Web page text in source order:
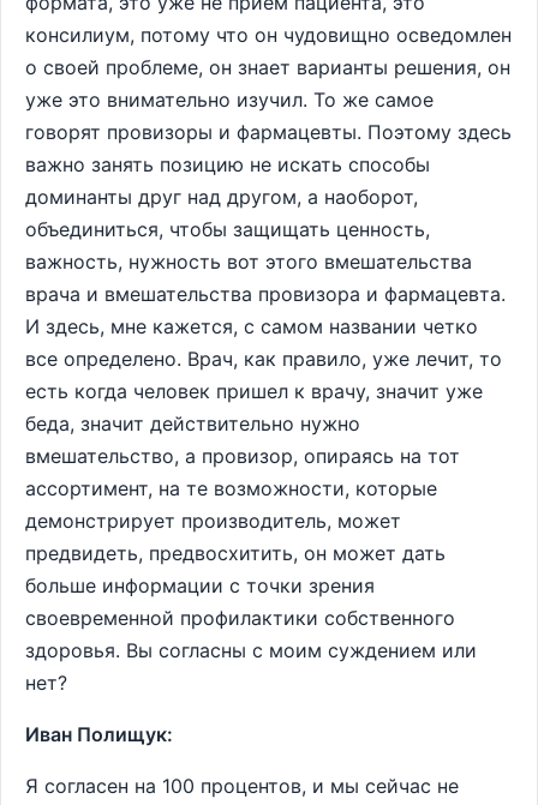
консилиум, потому что он чудовищно осведомлен
о своей проблеме, он знает варианты решения, он
уже это внимательно изучил. То же самое
говорят провизоры и фармацевты. Поэтому здесь
важно занять позицию не искать способы
доминанты друг над другом, а наоборот,
объединиться, чтобы защищать ценность,
важность, нужность вот этого вмешательства
врача и вмешательства провизора и фармацевта.
И здесь, мне кажется, с самом названии четко
все определено. Врач, как правило, уже лечит, то
есть когда человек пришел к врачу, значит уже
беда, значит действительно нужно
вмешательство, а провизор, опираясь на тот
ассортимент, на те возможности, которые
демонстрирует производитель, может
предвидеть, предвосхитить, он может дать
больше информации с точки зрения
своевременной профилактики собственного
здоровья. Вы согласны с моим суждением или
нет?
Иван Полищук:
Я согласен на 100 процентов, и мы сейчас не